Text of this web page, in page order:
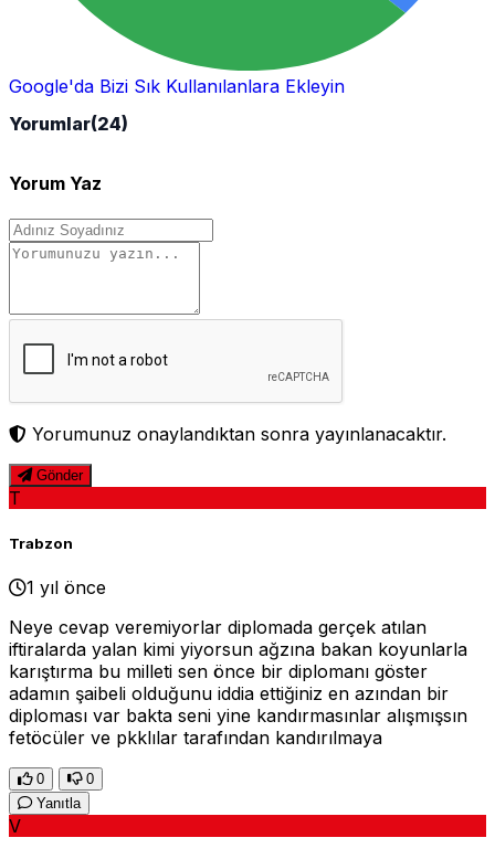
Google'da Bizi Sık Kullanılanlara Ekleyin
Yorumlar(24)
Yorum Yaz
Yorumunuz onaylandıktan sonra yayınlanacaktır.
Gönder
T
Trabzon
1 yıl önce
Neye cevap veremiyorlar diplomada gerçek atılan
iftiralarda yalan kimi yiyorsun ağzına bakan koyunlarla
karıştırma bu milleti sen önce bir diplomanı göster
adamın şaibeli olduğunu iddia ettiğiniz en azından bir
diploması var bakta seni yine kandırmasınlar alışmışsın
fetöcüler ve pkklılar tarafından kandırılmaya
0
0
Yanıtla
V